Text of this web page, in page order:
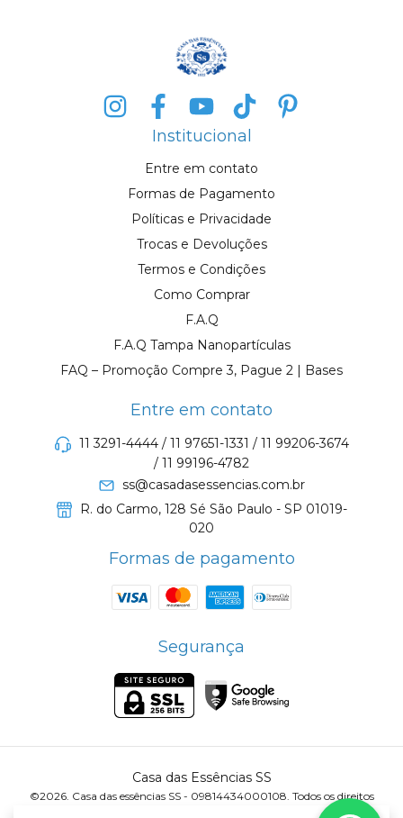
Institucional
Entre em contato
Formas de Pagamento
Políticas e Privacidade
Trocas e Devoluções
Termos e Condições
Como Comprar
F.A.Q
F.A.Q Tampa Nanopartículas
FAQ – Promoção Compre 3, Pague 2 | Bases
Entre em contato
11 3291-4444 / 11 97651-1331 / 11 99206-3674
/ 11 99196-4782
ss@casadasessencias.com.br
R. do Carmo, 128 Sé São Paulo - SP 01019-
020
Formas de pagamento
Segurança
Casa das Essências SS
©2026. Casa das essências SS - 09814434000108. Todos os direitos